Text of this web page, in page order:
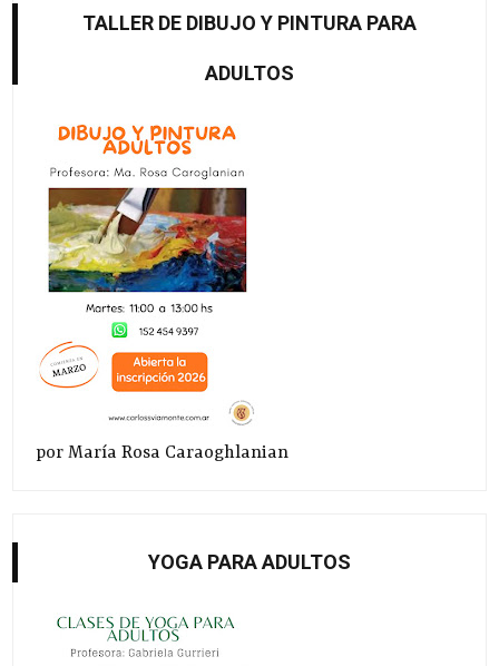
TALLER DE DIBUJO Y PINTURA PARA
ADULTOS
por María Rosa Caraoghlanian
YOGA PARA ADULTOS